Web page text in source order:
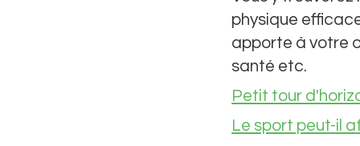
physique
apporte à votre
santé etc.
Petit tour
Le sport peut-il